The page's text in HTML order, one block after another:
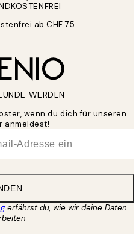
ab CHF 75
WERDEN
wenn du dich für unseren
anmeldest!
erfährst du, wie wir deine Daten